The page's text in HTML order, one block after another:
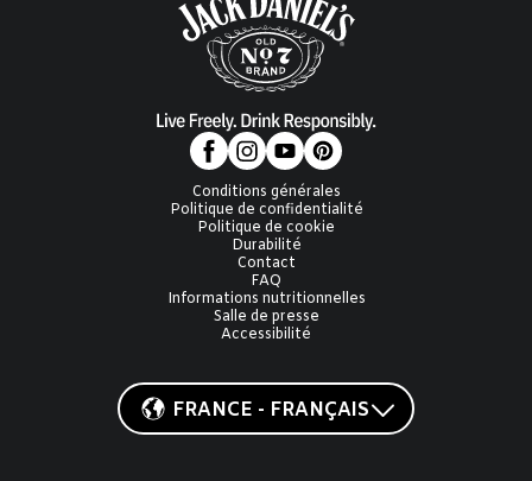
Conditions générales
Politique de confidentialité
Politique de cookie
Durabilité
Contact
FAQ
Informations nutritionnelles
Salle de presse
Accessibilité
FRANCE - FRANÇAIS